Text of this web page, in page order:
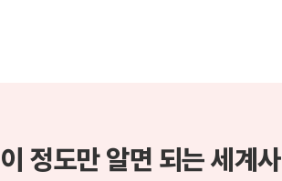
이 정도만 알면 되는 세계사